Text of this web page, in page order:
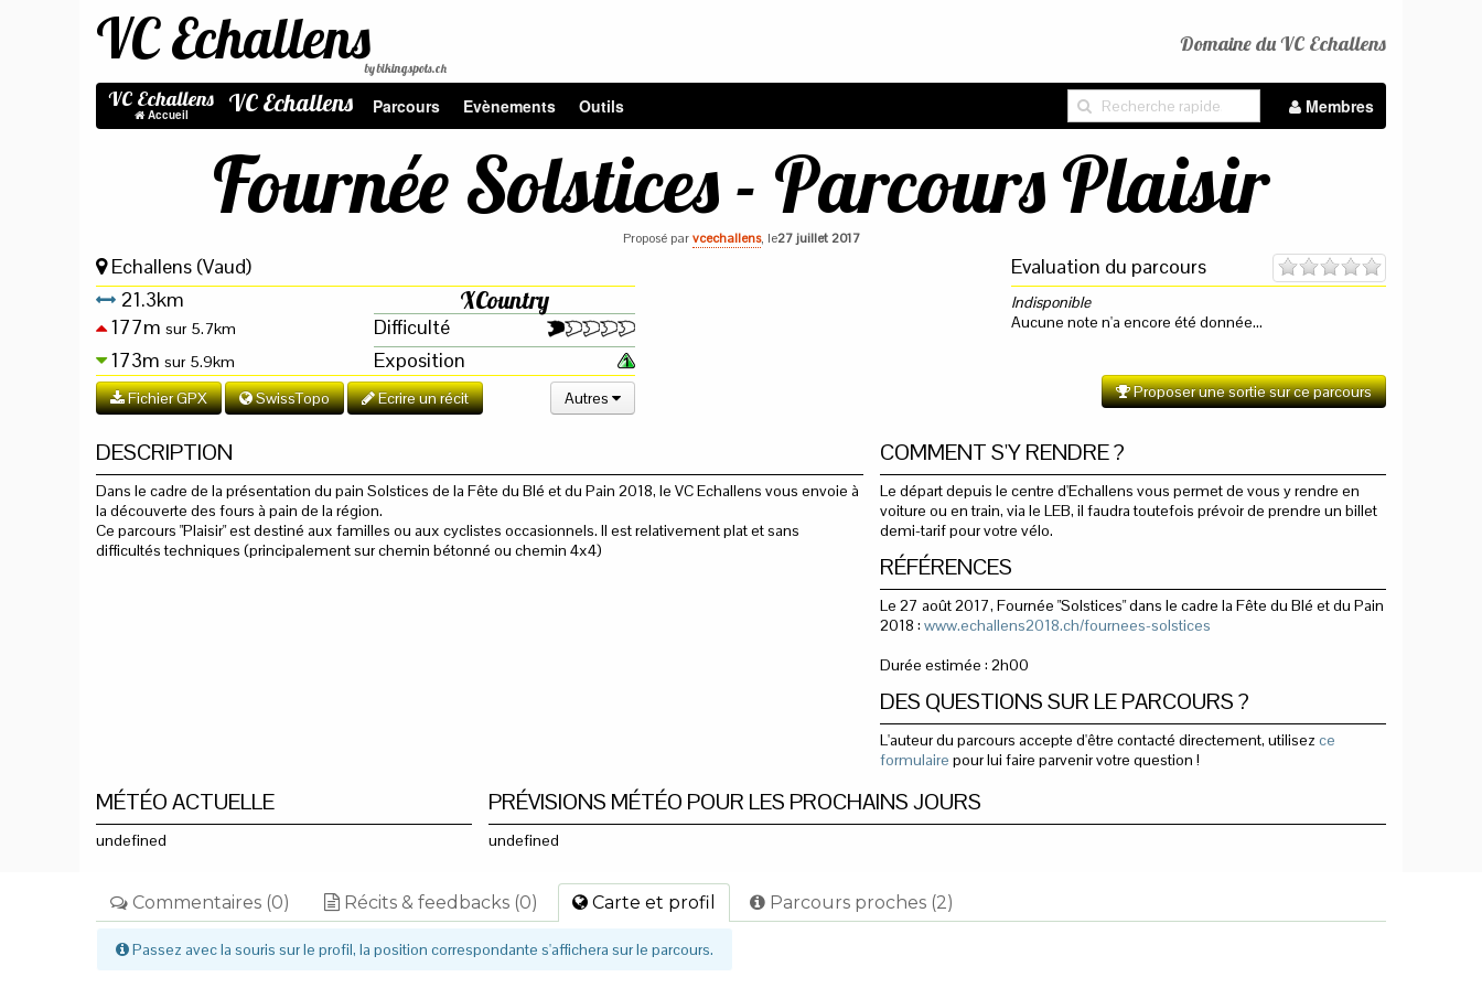
Domaine du VC Echallens
VC Echallensby bikingspots.ch
VC Echallens
Accueil VC Echallens Parcours Evènements Outils Membres
Fournée Solstices - Parcours Plaisir
Proposé parvcechallens, le27 juillet 2017
Echallens (Vaud)
21.3km
XCountry
177m sur 5.7km
Difficulté
173m sur 5.9km Exposition
Evaluation du parcours
Indisponible
Aucune note n'a encore été donnée...
Fichier GPX SwissTopo Ecrire un récit Autres Proposer une sortie sur ce parcours
DESCRIPTION
Dans le cadre de la présentation du pain Solstices de la Fête du Blé et du Pain 2018, le VC Echallens vous envoie à
la découverte des fours à pain de la région.
Ce parcours "Plaisir" est destiné aux familles ou aux cyclistes occasionnels. Il est relativement plat et sans
difficultés techniques (principalement sur chemin bétonné ou chemin 4x4)
COMMENT S'Y RENDRE ?
Le départ depuis le centre d'Echallens vous permet de vous y rendre en
voiture ou en train, via le LEB, il faudra toutefois prévoir de prendre un billet
demi-tarif pour votre vélo.
RÉFÉRENCES
Le 27 août 2017, Fournée "Solstices" dans le cadre la Fête du Blé et du Pain
2018 : www.echallens2018.ch/fournees-solstices
Durée estimée : 2h00
DES QUESTIONS SUR LE PARCOURS ?
L'auteur du parcours accepte d'être contacté directement, utilisez ce
formulaire pour lui faire parvenir votre question !
MÉTÉO ACTUELLE
undefined
PRÉVISIONS MÉTÉO POUR LES PROCHAINS JOURS
undefined
Commentaires (0) Récits & feedbacks (0) Carte et profil Parcours proches (2)
Passez avec la souris sur le profil, la position correspondante s'affichera sur le parcours.